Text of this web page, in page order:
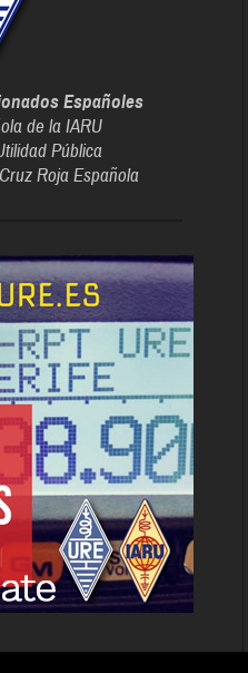
Españoles
de la IARU
Pública
Roja Española